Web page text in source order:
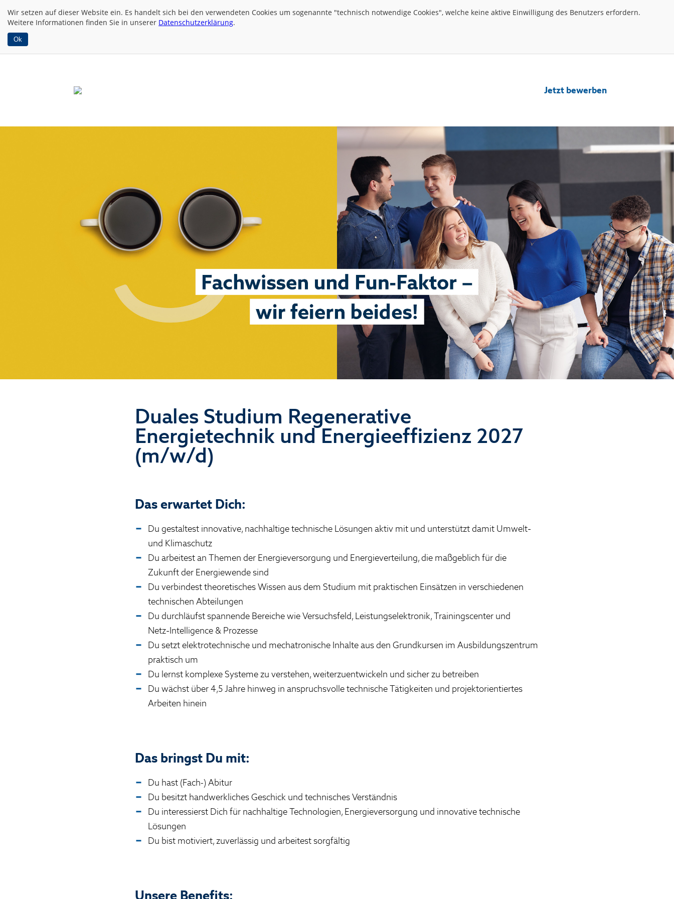
Wir setzen auf dieser Website ein. Es handelt sich bei den verwendeten Cookies um sogenannte "technisch notwendige Cookies", welche keine aktive Einwilligung des Benutzers erfordern.
Weitere Informationen finden Sie in unserer Datenschutzerklärung.
Ok
Jetzt bewerben
Duales Studium Regenerative
Energietechnik und Energieeffizienz 2027
(m/w/d)
Das erwartet Dich:
Du gestaltest innovative, nachhaltige technische Lösungen aktiv mit und unterstützt damit Umwelt‑
und Klimaschutz
Du arbeitest an Themen der Energieversorgung und Energieverteilung, die maßgeblich für die
Zukunft der Energiewende sind
Du verbindest theoretisches Wissen aus dem Studium mit praktischen Einsätzen in verschiedenen
technischen Abteilungen
Du durchläufst spannende Bereiche wie Versuchsfeld, Leistungselektronik, Trainingscenter und
Netz‑Intelligence & Prozesse
Du setzt elektrotechnische und mechatronische Inhalte aus den Grundkursen im Ausbildungszentrum
praktisch um
Du lernst komplexe Systeme zu verstehen, weiterzuentwickeln und sicher zu betreiben
Du wächst über 4,5 Jahre hinweg in anspruchsvolle technische Tätigkeiten und projektorientiertes
Arbeiten hinein
Das bringst Du mit:
Du hast (Fach-) Abitur
Du besitzt handwerkliches Geschick und technisches Verständnis
Du interessierst Dich für nachhaltige Technologien, Energieversorgung und innovative technische
Lösungen
Du bist motiviert, zuverlässig und arbeitest sorgfältig
Unsere Benefits: